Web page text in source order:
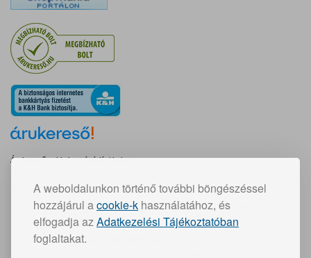
A weboldalunkon történő további böngészéssel
hozzájárul acookie-k használatához, és
elfogadja azAdatkezelési Tájékoztatóban
foglaltakat.
Árukereső, a hiteles vásárlási kalauz
Gyors szállítás:
30 000 Ft feletti vásárlás esetén ingyenes
Teljeskörű garancia